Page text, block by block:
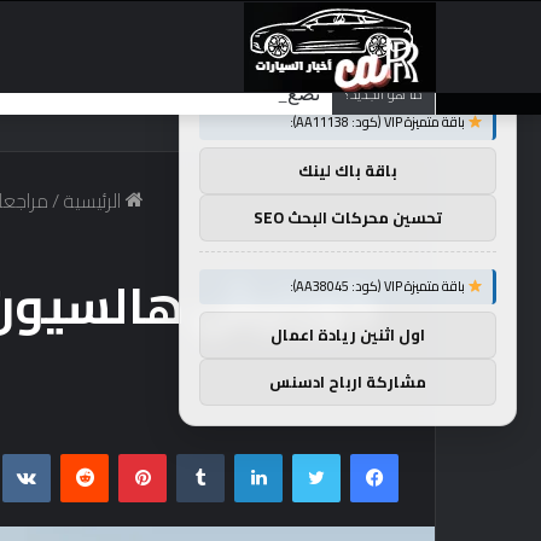
ما هو الجديد؟ تضع شركة BMW منافستها من الفئة G في حالة انتظار مع وصول الرياح المعاكسة في الصين إلى موطنها
الرئيسية/
فيسبوكتويتر لينكدإن بينتيريست
توصيات :
باقة متميزة VIP (كود: AA11138):
باقة باك لينك
تحسين محركات البحث SEO
باقة متميزة VIP (كود: AA38045):
اول اثنين ريادة اعمال
مشاركة ارباح ادسنس